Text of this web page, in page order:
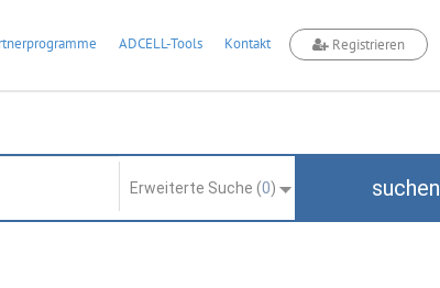
ADCELL-Tools Kontakt Registrieren
Erweiterte Suche (0) suchen